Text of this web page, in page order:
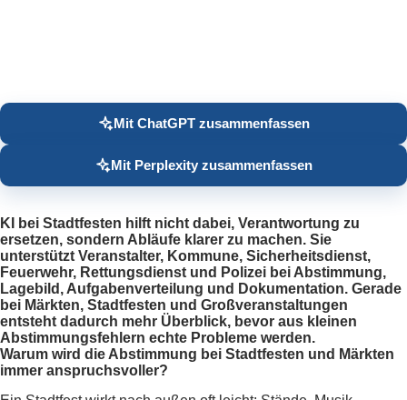
Mit ChatGPT zusammenfassen
Mit Perplexity zusammenfassen
KI bei Stadtfesten hilft nicht dabei, Verantwortung zu
ersetzen, sondern Abläufe klarer zu machen. Sie
unterstützt Veranstalter, Kommune, Sicherheitsdienst,
Feuerwehr, Rettungsdienst und Polizei bei Abstimmung,
Lagebild, Aufgabenverteilung und Dokumentation. Gerade
bei Märkten, Stadtfesten und Großveranstaltungen
entsteht dadurch mehr Überblick, bevor aus kleinen
Abstimmungsfehlern echte Probleme werden.
Warum wird die Abstimmung bei Stadtfesten und Märkten
immer anspruchsvoller?